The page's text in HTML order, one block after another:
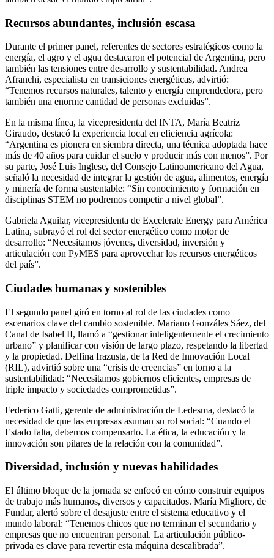
Recursos abundantes, inclusión escasa
Durante el primer panel, referentes de sectores estratégicos como la
energía, el agro y el agua destacaron el potencial de Argentina, pero
también las tensiones entre desarrollo y sustentabilidad. Andrea
Afranchi, especialista en transiciones energéticas, advirtió:
“Tenemos recursos naturales, talento y energía emprendedora, pero
también una enorme cantidad de personas excluidas”.
En la misma línea, la vicepresidenta del INTA, María Beatriz
Giraudo, destacó la experiencia local en eficiencia agrícola:
“Argentina es pionera en siembra directa, una técnica adoptada hace
más de 40 años para cuidar el suelo y producir más con menos”. Por
su parte, José Luis Inglese, del Consejo Latinoamericano del Agua,
señaló la necesidad de integrar la gestión de agua, alimentos, energía
y minería de forma sustentable: “Sin conocimiento y formación en
disciplinas STEM no podremos competir a nivel global”.
Gabriela Aguilar, vicepresidenta de Excelerate Energy para América
Latina, subrayó el rol del sector energético como motor de
desarrollo: “Necesitamos jóvenes, diversidad, inversión y
articulación con PyMES para aprovechar los recursos energéticos
del país”.
Ciudades humanas y sostenibles
El segundo panel giró en torno al rol de las ciudades como
escenarios clave del cambio sostenible. Mariano Gonzáles Sáez, del
Canal de Isabel II, llamó a “gestionar inteligentemente el crecimiento
urbano” y planificar con visión de largo plazo, respetando la libertad
y la propiedad. Delfina Irazusta, de la Red de Innovación Local
(RIL), advirtió sobre una “crisis de creencias” en torno a la
sustentabilidad: “Necesitamos gobiernos eficientes, empresas de
triple impacto y sociedades comprometidas”.
Federico Gatti, gerente de administración de Ledesma, destacó la
necesidad de que las empresas asuman su rol social: “Cuando el
Estado falta, debemos compensarlo. La ética, la educación y la
innovación son pilares de la relación con la comunidad”.
Diversidad, inclusión y nuevas habilidades
El último bloque de la jornada se enfocó en cómo construir equipos
de trabajo más humanos, diversos y capacitados. María Migliore, de
Fundar, alertó sobre el desajuste entre el sistema educativo y el
mundo laboral: “Tenemos chicos que no terminan el secundario y
empresas que no encuentran personal. La articulación público-
privada es clave para revertir esta máquina descalibrada”.